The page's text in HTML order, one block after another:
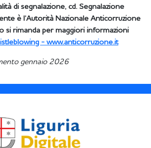
di segnalazione, cd. Segnalazione
è l’Autorità Nazionale Anticorruzione
si rimanda per maggiori informazioni
- www.anticorruzione.it
gennaio 2026